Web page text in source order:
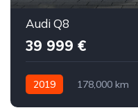
Audi Q8
39 999 €
2019 178,000 km